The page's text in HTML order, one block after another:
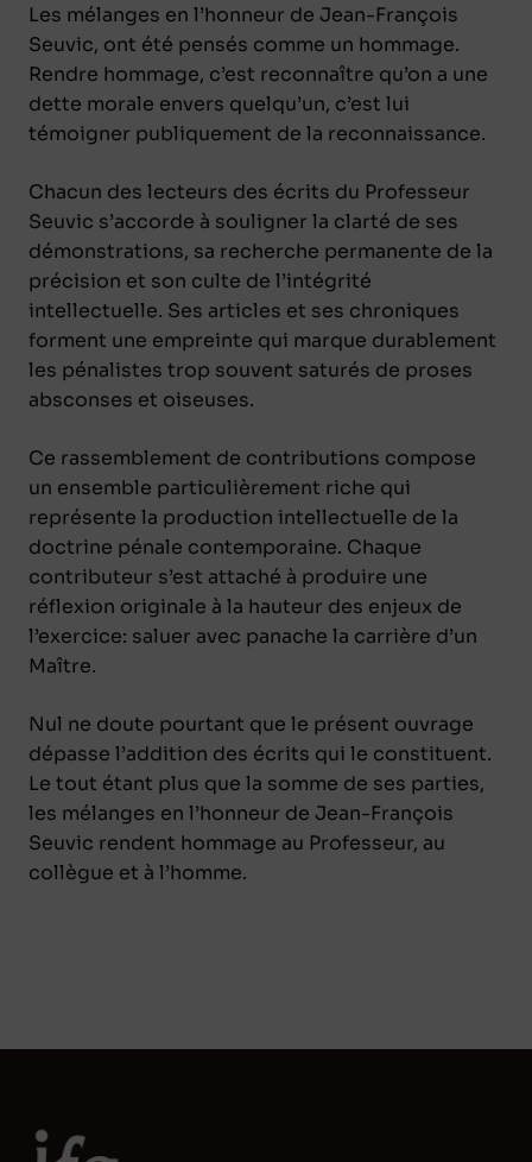
Les mélanges en l’honneur de Jean-François
Seuvic, ont été pensés comme un hommage.
Rendre hommage, c’est reconnaître qu’on a une
dette morale envers quelqu’un, c’est lui
témoigner publiquement de la reconnaissance.
Chacun des lecteurs des écrits du Professeur
Seuvic s’accorde à souligner la clarté de ses
démonstrations, sa recherche permanente de la
précision et son culte de l’intégrité
intellectuelle. Ses articles et ses chroniques
forment une empreinte qui marque durablement
les pénalistes trop souvent saturés de proses
absconses et oiseuses.
Ce rassemblement de contributions compose
un ensemble particulièrement riche qui
représente la production intellectuelle de la
doctrine pénale contemporaine. Chaque
contributeur s’est attaché à produire une
réflexion originale à la hauteur des enjeux de
l’exercice: saluer avec panache la carrière d’un
Maître.
Nul ne doute pourtant que le présent ouvrage
dépasse l’addition des écrits qui le constituent.
Le tout étant plus que la somme de ses parties,
les mélanges en l’honneur de Jean-François
Seuvic rendent hommage au Professeur, au
collègue et à l’homme.